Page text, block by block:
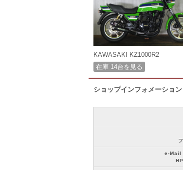
KAWASAKI KZ1000R2
在庫 14台を見る
ショップインフォメーション
e-Mail